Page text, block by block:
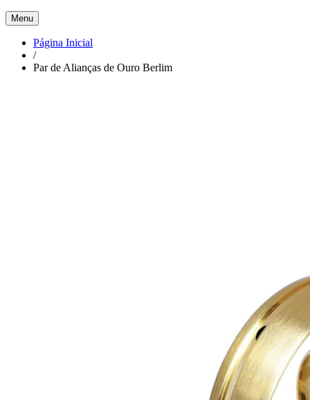
Menu
Página Inicial
/
Par de Alianças de Ouro Berlim